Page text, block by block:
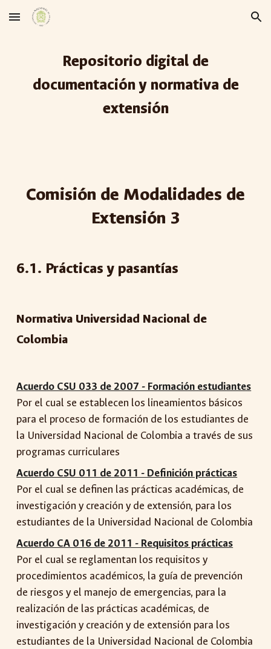
Skip to main content Skip to navigation
Repositorio digital de
documentación y normativa de
extensión
Comisión de Modalidades de
Extensión 3
6.1. Prácticas y pasantías
Normativa Universidad Nacional de
Colombia
Acuerdo CSU 033 de 2007 - Formación estudiantes
Por el cual se establecen los lineamientos básicos
para el proceso de formación de los estudiantes de
la Universidad Nacional de Colombia a través de sus
programas curriculares
Acuerdo CSU 011 de 2011 - Definición prácticas
Por el cual se definen las prácticas académicas, de
investigación y creación y de extensión, para los
estudiantes de la Universidad Nacional de Colombia
Acuerdo CA 016 de 2011 - Requisitos prácticas
Por el cual se reglamentan los requisitos y
procedimientos académicos, la guía de prevención
de riesgos y el manejo de emergencias, para la
realización de las prácticas académicas, de
investigación y creación y de extensión para los
estudiantes de la Universidad Nacional de Colombia